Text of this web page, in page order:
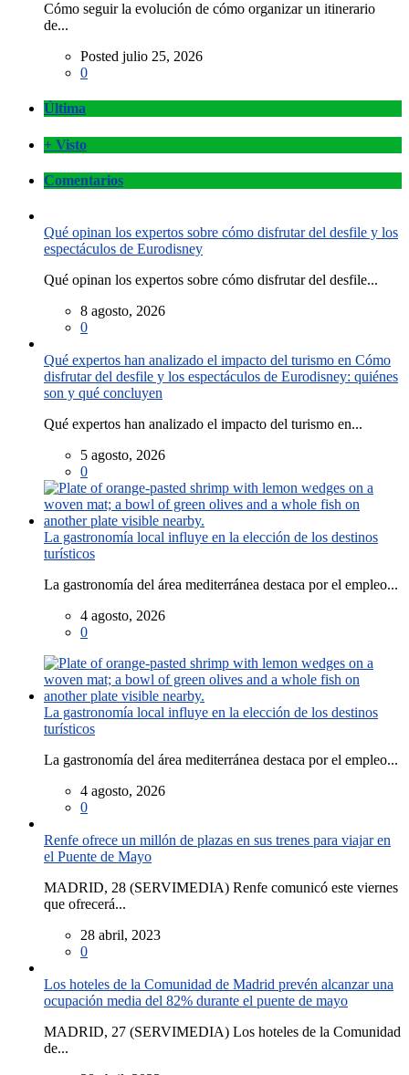
Cómo seguir la evolución de cómo organizar un itinerario
de...
Posted julio 25, 2026
0
Última
+ Visto
Comentarios
Qué opinan los expertos sobre cómo disfrutar del desfile y los
espectáculos de Eurodisney
Qué opinan los expertos sobre cómo disfrutar del desfile...
8 agosto, 2026
0
Qué expertos han analizado el impacto del turismo en Cómo
disfrutar del desfile y los espectáculos de Eurodisney: quiénes
son y qué concluyen
Qué expertos han analizado el impacto del turismo en...
5 agosto, 2026
0
La gastronomía local influye en la elección de los destinos
turísticos
La gastronomía del área mediterránea destaca por el empleo...
4 agosto, 2026
0
La gastronomía local influye en la elección de los destinos
turísticos
La gastronomía del área mediterránea destaca por el empleo...
4 agosto, 2026
0
Renfe ofrece un millón de plazas en sus trenes para viajar en
el Puente de Mayo
MADRID, 28 (SERVIMEDIA) Renfe comunicó este viernes
que ofrecerá...
28 abril, 2023
0
Los hoteles de la Comunidad de Madrid prevén alcanzar una
ocupación media del 82% durante el puente de mayo
MADRID, 27 (SERVIMEDIA) Los hoteles de la Comunidad
de...